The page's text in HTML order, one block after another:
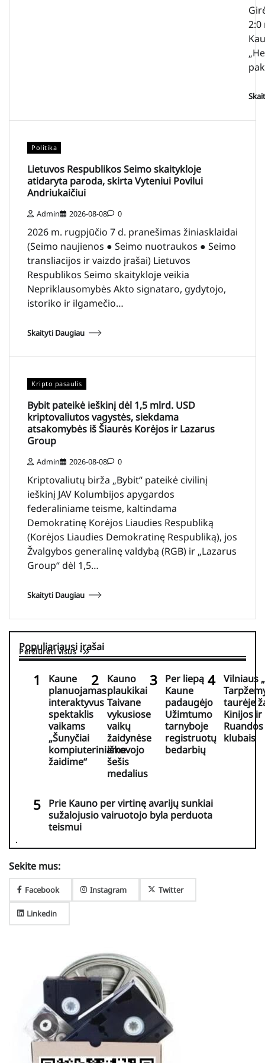
2:0
Politika
Lietuvos Respublikos Seimo skaitykloje
atidaryta paroda, skirta Vyteniui Povilui
Andriukaičiui
Admin 2026-08-08 0
2026 m. rugpjūčio 7 d. pranešimas žiniasklaidai
(Seimo naujienos ● Seimo nuotraukos ● Seimo
transliacijos ir vaizdo įrašai) Lietuvos
Respublikos Seimo skaitykloje veikia
Nepriklausomybės Akto signataro, gydytojo,
istoriko ir ilgamečio…
Skaityti Daugiau
Kripto pasaulis
Bybit pateikė ieškinį dėl 1,5 mlrd. USD
kriptovaliutos vagystės, siekdama
atsakomybės iš Šiaurės Korėjos ir Lazarus
Group
Admin 2026-08-08 0
Kriptovaliutų birža „Bybit“ pateikė civilinį
ieškinį JAV Kolumbijos apygardos
federaliniame teisme, kaltindama
Demokratinę Korėjos Liaudies Respubliką
(Korėjos Liaudies Demokratinę Respubliką), jos
Žvalgybos generalinę valdybą (RGB) ir „Lazarus
Group“ dėl 1,5…
Skaityti Daugiau
Populiariausi įrašai
Peržiūrėti visus
Kaune
planuojamas
interaktyvus
spektaklis
vaikams
„Šunyčiai
kompiuteriniame
žaidime“
Kauno
plaukikai
Taivane
vykusiose
vaikų
žaidynėse
iškovojo
šešis
medalius
Per liepą
Kaune
padaugėjo
Užimtumo
tarnyboje
registruotų
bedarbių
Vilniaus
taurėje
Kinijos ir
Ruandos
klubais
Prie Kauno per virtinę avarijų sunkiai
sužalojusio vairuotojo byla perduota
teismui
Sekite mus:
Facebook Instagram Twitter
Linkedin